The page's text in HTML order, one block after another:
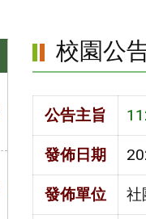
校園公
公告主旨
發佈日期
發佈單位 社